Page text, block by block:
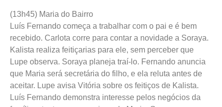
(13h45) Maria do Bairro
Luís Fernando começa a trabalhar com o pai e é bem
recebido. Carlota corre para contar a novidade a Soraya.
Kalista realiza feitiçarias para ele, sem perceber que
Lupe observa. Soraya planeja traí-lo. Fernando anuncia
que Maria será secretária do filho, e ela reluta antes de
aceitar. Lupe avisa Vitória sobre os feitiços de Kalista.
Luís Fernando demonstra interesse pelos negócios da